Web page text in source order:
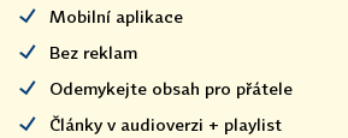
Mobilní aplikace
Bez reklam
Odemykejte obsah pro přátele
Články v audioverzi + playlist